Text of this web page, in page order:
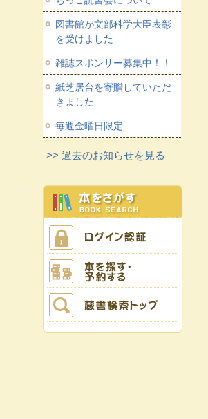
図書館が文部科学大臣表彰
を受けました
雑誌スポンサー募集中！！
紙芝居台を寄贈していただ
きました
毎週金曜日限定
>> 過去のお知らせを見る